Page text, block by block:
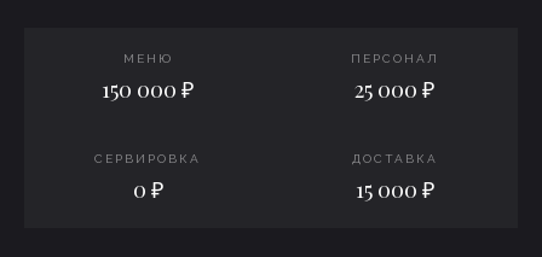
МЕНЮ
150 000 ₽
ПЕРСОНАЛ
25 000 ₽
СЕРВИРОВКА
0 ₽
ДОСТАВКА
15 000 ₽